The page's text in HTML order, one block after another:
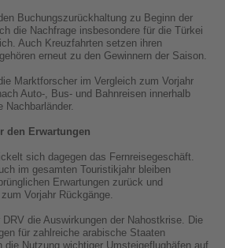
Buchungszurückhaltung zu Beginn der
die Nachfrage insbesondere für die Türkei
Auch Kreuzfahrten setzen ihren
erneut zu den Gewinnern der Saison.
Marktforscher im Vergleich zum Vorjahr
Auto-, Bus- und Bahnreisen innerhalb
Nachbarländer.
den Erwartungen
sich dagegen das Fernreisegeschäft.
im gesamten Touristikjahr bleiben
Erwartungen zurück und
Vorjahr Rückgänge.
die Auswirkungen der Nahostkrise. Die
für zahlreiche arabische Staaten
die Nutzung wichtiger Umsteigeflughäfen auf